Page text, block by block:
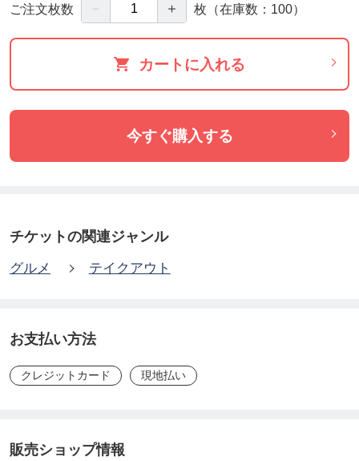
ご注文枚数 － ＋ 枚 （在庫数：100）
カートに入れる
今すぐ購入する
チケットの関連ジャンル
グルメ テイクアウト
お支払い方法
クレジットカード 現地払い
販売ショップ情報